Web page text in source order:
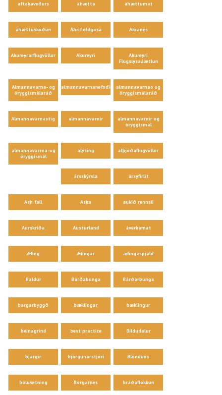
aftakaveðurs áhætta áhættumat
áhættuskoðun Áhrif eldgosa Akranes
Akureyrarflugvöllur Akureyri
Akureyri
Flugslysaáætlun
Almannavarna- og
öryggismálaráð
almannavarnanefndir
almannavarnao og
öryggismálaráð
Almannavarnastig almannavarnir
almannavarnir og
öryggismál
almannavarrna-og
öryggismál
alýsing alþjóðaflugvöllur
ársskýrsla ársyfirlit
Ash fall Aska aukið rennsli
Aurskriða Austurland áverkamat
Æfing Æfingar æfingaspjald
Baldur Bárðabunga Bárðarbunga
bargarbyggð bæklingar bæklingur
beinagrind best practice Bíldudalur
bjargir björgunarstjóri Blönduós
bólusetning Borgarnes bráðaflokkun